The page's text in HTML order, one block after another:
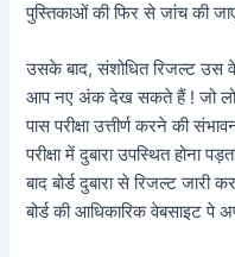
पुस्तिकाओं की फिर से जांच की
उसके बाद, संशोधित रिजल्ट उस
आप नए अंक देख सकते हैं ! जो
पास परीक्षा उत्तीर्ण करने की
परीक्षा में दुबारा उपस्थित होना
बाद बोर्ड दुबारा से रिजल्ट
बोर्ड की आधिकारिक वेबसाइट पे